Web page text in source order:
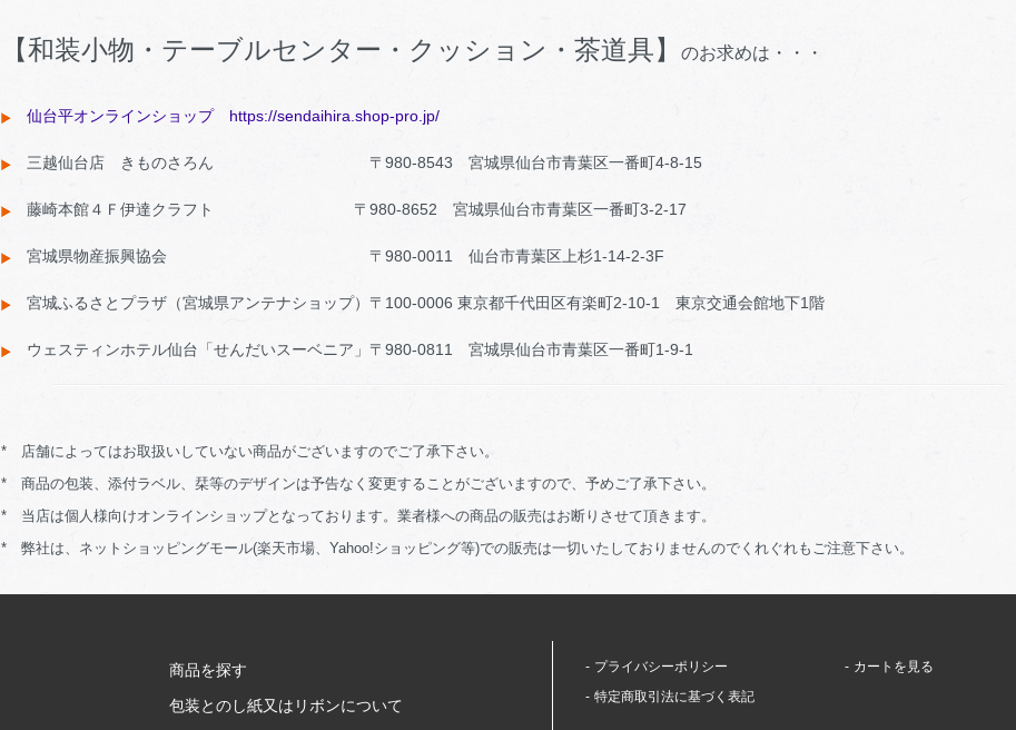
【和装小物・テーブルセンター・クッション・茶道具】 のお求めは・・・
仙台平オンラインショップ https://sendaihira.shop-pro.jp/
三越仙台店 きものさろん 〒980-8543 宮城県仙台市青葉区一番町4-8-15
藤崎本館４Ｆ伊達クラフト 〒980-8652 宮城県仙台市青葉区一番町3-2-17
宮城県物産振興協会 〒980-0011 仙台市青葉区上杉1-14-2-3F
宮城ふるさとプラザ（宮城県アンテナショップ）〒100-0006 東京都千代田区有楽町2-10-1 東京交通会館地下1階
ウェスティンホテル仙台「せんだいスーベニア」〒980-0811 宮城県仙台市青葉区一番町1-9-1
* 店舗によってはお取扱いしていない商品がございますのでご了承下さい。
* 商品の包装、添付ラベル、栞等のデザインは予告なく変更することがございますので、予めご了承下さい。
* 当店は個人様向けオンラインショップとなっております。業者様への商品の販売はお断りさせて頂きます。
* 弊社は、ネットショッピングモール(楽天市場、Yahoo!ショッピング等)での販売は一切いたしておりませんのでくれぐれもご注意下さい。
商品を探す
包装とのし紙又はリボンについて
プライバシーポリシー
特定商取引法に基づく表記
カートを見る